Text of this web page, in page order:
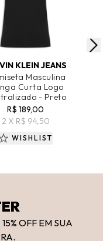
AO CARRINHO
KLEIN JEANS
Masculina
Curta Logo
- Preto
R$ 189,00
2 X R$ 94,50
WISHLIST
% OFF EM SUA